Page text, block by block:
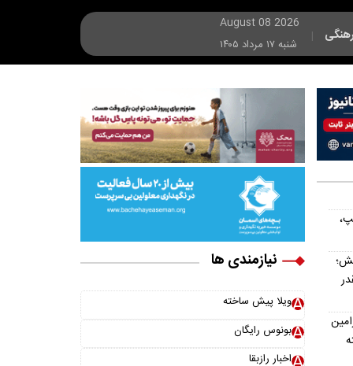
|
August 08 2026
شنبه ۱۷ مرداد ۱۴۰۵
نیازمندی ها
ویلا پیش ساخته
بونوس رایگان
اخبار رازبقا